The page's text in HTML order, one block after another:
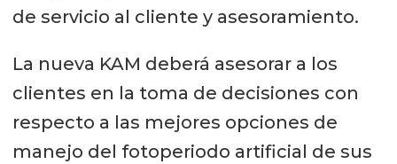
de servicio al cliente y asesoramiento.
La nueva KAM deberá asesorar a los
clientes en la toma de decisiones con
respecto a las mejores opciones de
manejo del fotoperiodo artificial de sus